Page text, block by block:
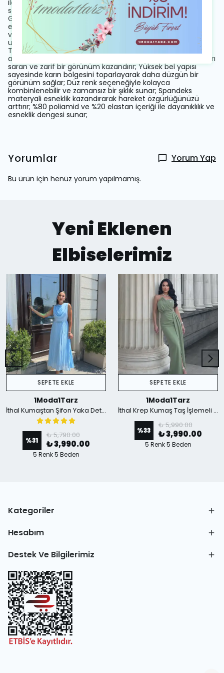
ile şık ve modern bir görünüm sunar; Örme kumaş yapısı
sayesinde esnek ve konforlu bir kullanım deneyimi yaşatır;
Genç yaş grubuna hitap eden tasarımıyla dinamik ve
enerjik tarzınızı yansıtır; Kemer detayı bel bölgesini
vurgulayarak feminen bir siluet oluşturur; Her yaş grubuna
uygun tasarımıyla geniş bir kullanıcı kitlesine hitap eder;
Trend stil anlayışını benimseyen bu tayt, güncel moda
akımlarıyla uyumlu bir seçimdir; Uzun boy tasarımı bacakları
saran ve zarif bir görünüm kazandırır; Yüksek bel yapısı
sayesinde karın bölgesini toparlayarak daha düzgün bir
görünüm sağlar; Düz renk seçeneğiyle kolayca
kombinlenebilir ve zamansız bir şıklık sunar; Spandeks
materyali esneklik kazandırarak hareket özgürlüğünüzü
arttırır; %80 poliamid ve %20 elastan içeriği ile dayanıklılık ve
esneklik dengesi sunar;
Yorumlar Yorum Yap
Bu ürün için henüz yorum yapılmamış.
Yeni Eklenen
Elbiselerimiz
SEPETE EKLE
1Moda1Tarz
İthal Kumaştan Şifon Yaka Detaylı Piliseli Kemerli Astarlı Özel Tasarım Elbise - mavi
%31
₺ 5,790.00
₺ 3,990.00
5 Renk 5 Beden
SEPETE EKLE
1Moda1Tarz
İthal Krep Kumaş Taş İşlemeli Askılı Astarlı Özel Tasarım Yırtmaçlı Maxi Elbise - Yeşil
%33
₺ 5,990.00
₺ 3,990.00
5 Renk 5 Beden
Kategoriler
Hesabım
Destek Ve Bilgilerimiz